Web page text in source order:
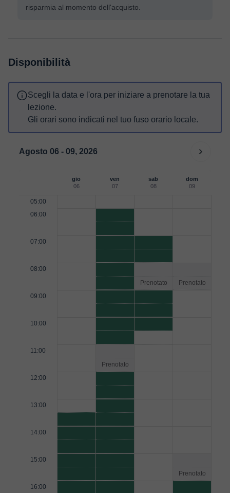
risparmia al momento dell'acquisto.
Disponibilità
Scegli la data e l'ora per iniziare a prenotare la tua
lezione.
Gli orari sono indicati nel tuo fuso orario locale.
Agosto 06 - 09, 2026
gio
06
ven
07
sab
08
dom
09
05:00
06:00
07:00
08:00
Prenotato
Prenotato
09:00
10:00
11:00
Prenotato
12:00
13:00
14:00
15:00
Prenotato
16:00